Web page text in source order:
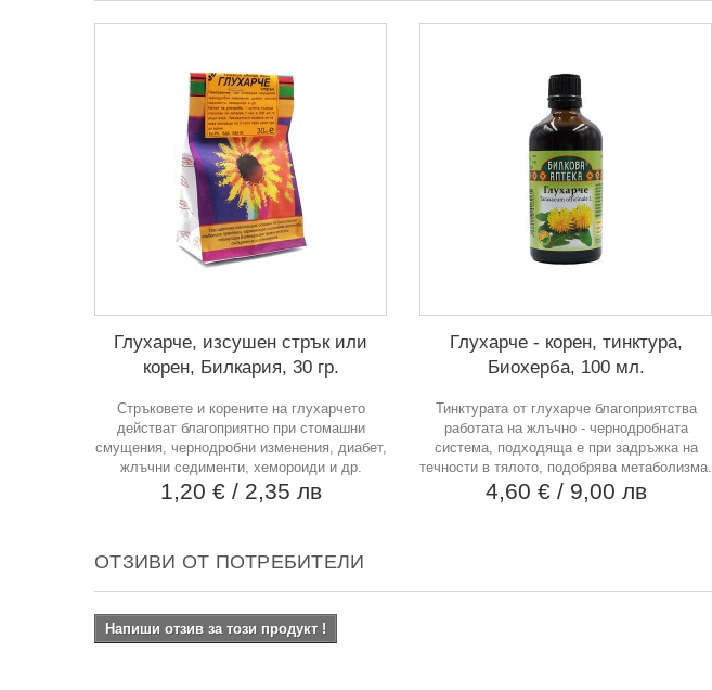
Глухарче, изсушен стрък или
корен, Билкария, 30 гр.
Стръковете и корените на глухарчето
действат благоприятно при стомашни
смущения, чернодробни изменения, диабет,
жлъчни седименти, хемороиди и др.
1,20 € / 2,35 лв
Глухарче - корен, тинктура,
Биохерба, 100 мл.
Тинктурата от глухарче благоприятства
работата на жлъчно - чернодробната
система, подходяща е при задръжка на
течности в тялото, подобрява метаболизма.
4,60 € / 9,00 лв
ОТЗИВИ ОТ ПОТРЕБИТЕЛИ
Напиши отзив за този продукт !